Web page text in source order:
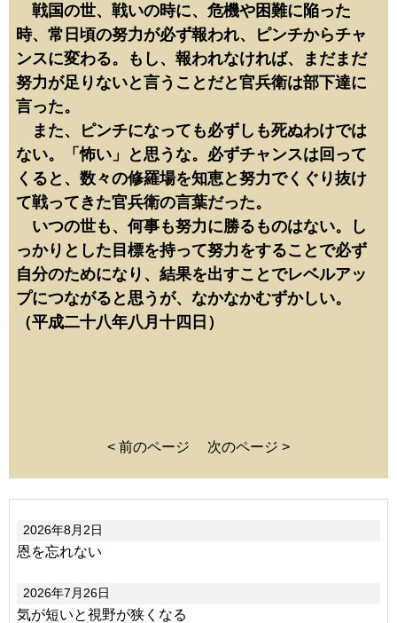
戦国の世、戦いの時に、危機や困難に陥った
時、常日頃の努力が必ず報われ、ピンチからチャ
ンスに変わる。もし、報われなければ、まだまだ
努力が足りないと言うことだと官兵衛は部下達に
言った。
また、ピンチになっても必ずしも死ぬわけでは
ない。「怖い」と思うな。必ずチャンスは回って
くると、数々の修羅場を知恵と努力でくぐり抜け
て戦ってきた官兵衛の言葉だった。
いつの世も、何事も努力に勝るものはない。し
っかりとした目標を持って努力をすることで必ず
自分のためになり、結果を出すことでレベルアッ
プにつながると思うが、なかなかむずかしい。
（平成二十八年八月十四日）
< 前のページ 次のページ >
2026年8月2日
恩を忘れない
2026年7月26日
気が短いと視野が狭くなる